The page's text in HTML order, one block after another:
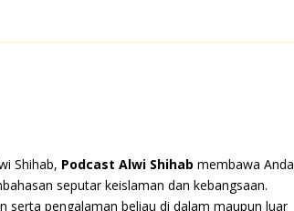
Shihab, Podcast Alwi Shihab membawa Anda
seputar keislaman dan kebangsaan.
serta pengalaman beliau di dalam maupun luar